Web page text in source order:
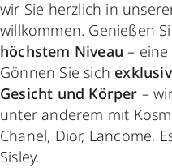
wir Sie herzlich in
willkommen. Genießen
höchstem Niveau–
Gönnen Sie sich
Gesicht und Körper –
unter anderem mit
Chanel, Dior, Lancome,
Sisley.